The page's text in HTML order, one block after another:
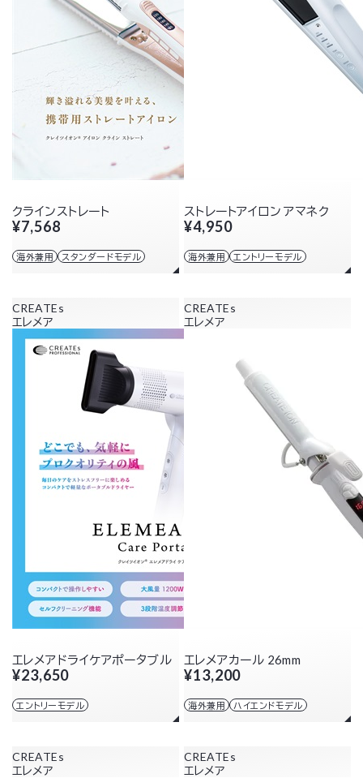
クラインストレート
¥7,568
海外兼用 スタンダードモデル
ストレートアイロン アマネク
¥4,950
海外兼用 エントリーモデル
CREATEs
エレメア
エレメアドライケアポータブル
¥23,650
エントリーモデル
CREATEs
エレメア
エレメアカール 26mm
¥13,200
海外兼用 ハイエンドモデル
CREATEs
エレメア
CREATEs
エレメア